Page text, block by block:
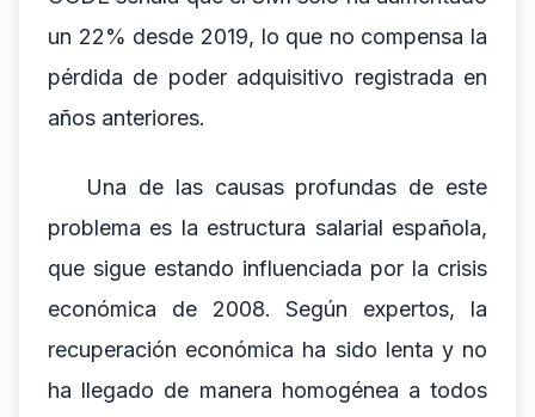
un 22% desde 2019, lo que no compensa la
pérdida de poder adquisitivo registrada en
años anteriores.
Una de las causas profundas de este
problema es la estructura salarial española,
que sigue estando influenciada por la crisis
económica de 2008. Según expertos, la
recuperación económica ha sido lenta y no
ha llegado de manera homogénea a todos